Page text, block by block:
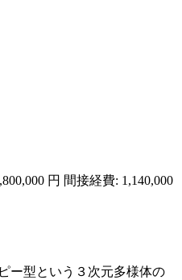
円 間接経費: 1,140,000
ー型という３次元多様体の